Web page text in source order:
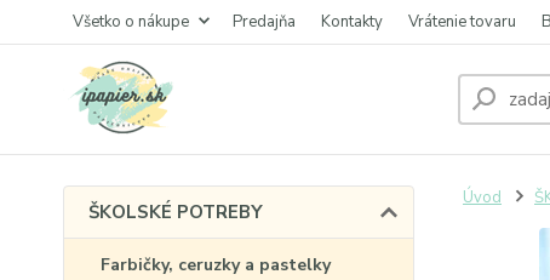
Všetko o nákupe Predajňa Kontakty Vrátenie tovaru
ŠKOLSKÉ POTREBY
Farbičky, ceruzky a pastelky
Úvod